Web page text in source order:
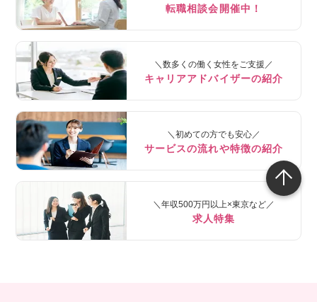
転職相談会開催中！
＼数多くの働く女性をご支援／
キャリアアドバイザーの紹介
＼初めての方でも安心／
サービスの流れや特徴の紹介
＼年収500万円以上×東京など／
求人特集